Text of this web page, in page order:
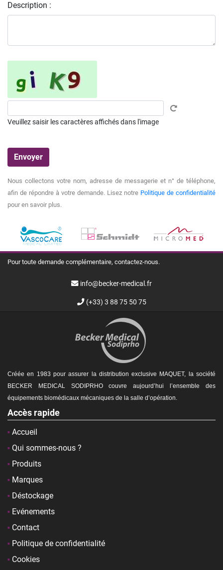
Description :
Veuillez saisir les caractères affichés dans l'image
Nous collectons votre nom, adresse de messagerie et n° de téléphone,
afin de répondre à votre demande. Lisez notre Politique de confidentialité
pour en savoir plus.
Pour toute demande complémentaire, contactez-nous.
info@becker-medical.fr
(+33) 3 88 75 50 75
Créée en 1983 pour assurer la distribution exclusive MAQUET, la société
BECKER MEDICAL SODIPRHO couvre aujourd’hui l’ensemble des
équipements biomédicaux mécaniques de la salle d’opération.
Accès rapide
Accueil
Qui sommes-nous ?
Produits
Marques
Déstockage
Evénements
Contact
Politique de confidentialité
Cookies